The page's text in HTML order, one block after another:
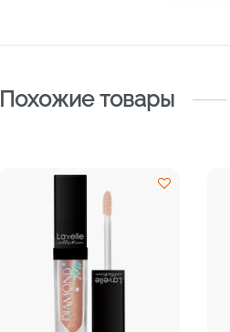
Похожие товары